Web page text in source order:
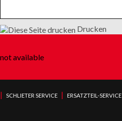
Drucken
not available
| SCHLIETER SERVICE | ERSATZTEIL-SERVICE